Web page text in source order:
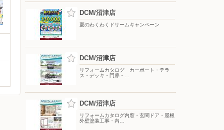
DCM/沼津店
夏のわくわくドリームキャンペーン
DCM/沼津店
リフォームカタログ カーポート・テラ
ス・デッキ・門扉・…
DCM/沼津店
リフォームカタログ内窓・玄関ドア・屋根
外壁塗装工事・内…